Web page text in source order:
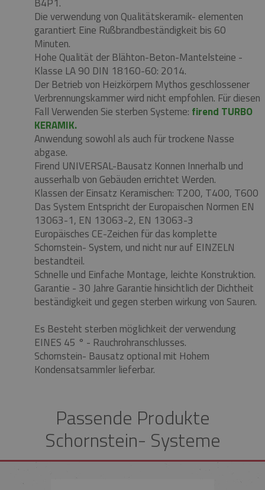
B4P1.
Die verwendung von Qualitätskeramik- elementen
garantiert Eine Rußbrandbeständigkeit bis 60
Minuten.
Hohe Qualität der Blähton-Beton-Mantelsteine ​​-
Klasse LA 90 DIN 18160-60: 2014.
Der Betrieb von Heizkörpern Mythos geschlossener
Verbrennungskammer wird nicht empfohlen. Für diesen
Fall Verwenden Sie sterben Systeme: firend TURBO
KERAMIK.
Anwendung sowohl als auch für trockene Nasse
abgase.
Firend UNIVERSAL-Bausatz Konnen Innerhalb und
ausserhalb von Gebäuden errichtet Werden.
Klassen der Einsatz Keramischen: T200, T400, T600
Das System Entspricht der Europaischen Normen EN
13063-1, EN 13063-2, EN 13063-3
Europäisches CE-Zeichen für das komplette
Schornstein- System, und nicht nur auf EINZELN
bestandteil.
Schnelle und Einfache Montage, leichte Konstruktion.
Garantie - 30 Jahre Garantie hinsichtlich der Dichtheit
beständigkeit und gegen sterben wirkung von Sauren.
Es Besteht sterben möglichkeit der verwendung
EINES 45 ° - Rauchrohranschlusses.
Schornstein- Bausatz optional mit Hohem
Kondensatsammler lieferbar.
Passende Produkte
Schornstein- Systeme